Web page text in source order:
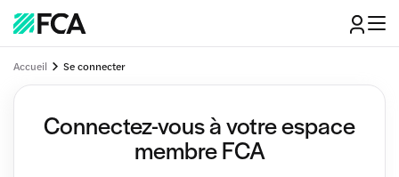
Accueil Se connecter
Connectez-vous à votre espace
membre FCA